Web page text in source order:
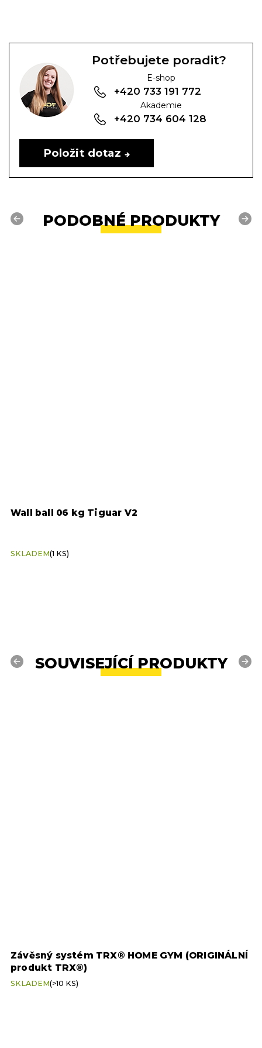
Potřebujete poradit?
E-shop
+420 733 191 772
Akademie
+420 734 604 128
Položit dotaz
PODOBNÉ PRODUKTY
Previous
Wall ball 06 kg Tiguar V2
SKLADEM(1 KS)
Next
SOUVISEJÍCÍ PRODUKTY
Previous
Závěsný systém TRX® HOME GYM (ORIGINÁLNÍ
produkt TRX®)
Průměrné
SKLADEM(>10 KS)
Next